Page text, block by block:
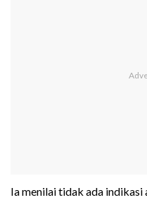
Ia menilai tidak ada indikasi